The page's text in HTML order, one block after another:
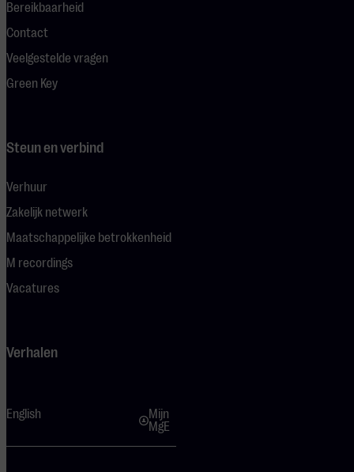
Bereikbaarheid
Contact
Veelgestelde vragen
Green Key
Steun en verbind
Verhuur
Zakelijk netwerk
Maatschappelijke betrokkenheid
M recordings
Vacatures
Verhalen
English
Mijn
MgE